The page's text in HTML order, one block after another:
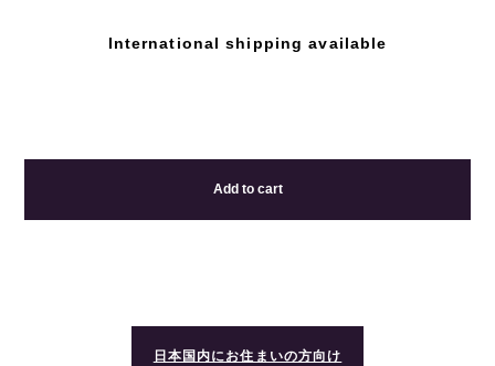
International shipping available
Add to cart
日本国内にお住まいの方向け